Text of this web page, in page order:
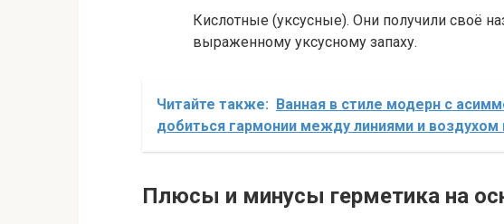
Кислотные (уксусные). Они получили своё
выраженному уксусному запаху.
Читайте также:
Ванная в стиле модерн с
добиться гармонии между линиями и воздухом
Плюсы и минусы герметика на